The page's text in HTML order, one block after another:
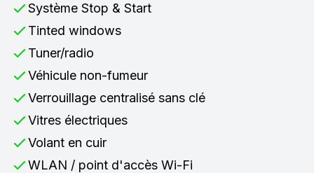
Système Stop & Start
Tinted windows
Tuner/radio
Véhicule non-fumeur
Verrouillage centralisé sans clé
Vitres électriques
Volant en cuir
WLAN / point d'accès Wi-Fi